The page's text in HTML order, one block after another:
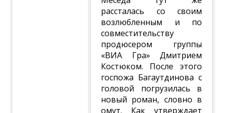
рассталась со своим
возлюбленным и по
совместительству
продюсером группы
«ВИА Гра» Дмитрием
Костюком. После этого
госпожа Багаутдинова с
головой погрузилась в
новый роман, словно в
омут. Как утверждает